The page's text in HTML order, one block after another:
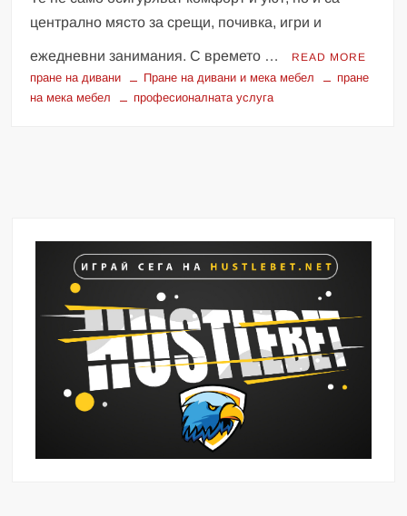
централно място за срещи, почивка, игри и
ежедневни занимания. С времето … READ MORE
пране на дивани Пране на дивани и мека мебел
пране
на мека мебел
професионалната услуга